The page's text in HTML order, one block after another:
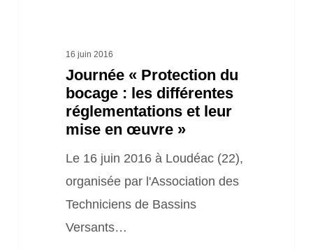
16 juin 2016
Journée « Protection du
bocage : les différentes
réglementations et leur
mise en œuvre »
Le 16 juin 2016 à Loudéac (22),
organisée par l'Association des
Techniciens de Bassins
Versants…